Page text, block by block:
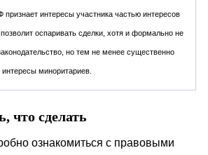
признает интересы участника частью интересов
оспаривать сделки, хотя и формально не
но тем не менее существенно
миноритариев.
что сделать
ознакомиться с правовыми